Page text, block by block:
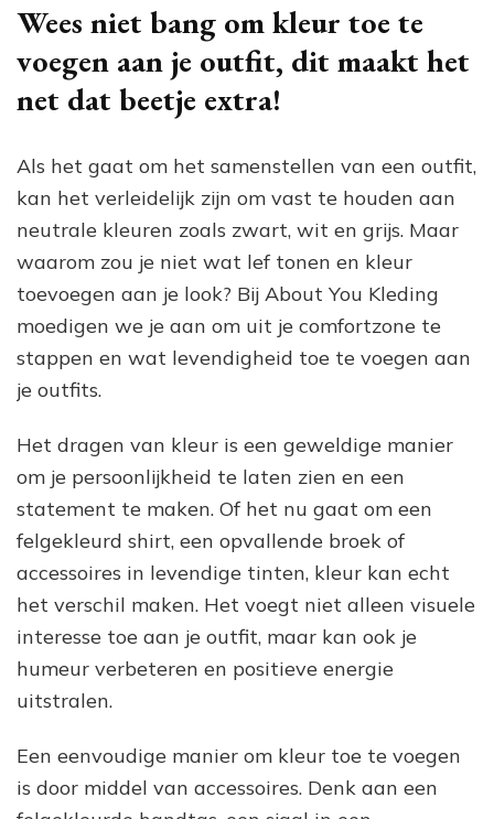
Wees niet bang om kleur toe te
voegen aan je outfit, dit maakt het
net dat beetje extra!
Als het gaat om het samenstellen van een outfit,
kan het verleidelijk zijn om vast te houden aan
neutrale kleuren zoals zwart, wit en grijs. Maar
waarom zou je niet wat lef tonen en kleur
toevoegen aan je look? Bij About You Kleding
moedigen we je aan om uit je comfortzone te
stappen en wat levendigheid toe te voegen aan
je outfits.
Het dragen van kleur is een geweldige manier
om je persoonlijkheid te laten zien en een
statement te maken. Of het nu gaat om een
felgekleurd shirt, een opvallende broek of
accessoires in levendige tinten, kleur kan echt
het verschil maken. Het voegt niet alleen visuele
interesse toe aan je outfit, maar kan ook je
humeur verbeteren en positieve energie
uitstralen.
Een eenvoudige manier om kleur toe te voegen
is door middel van accessoires. Denk aan een